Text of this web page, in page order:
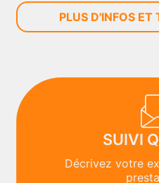
PLUS D'INFOS ET
SUIVI
Décrivez votre